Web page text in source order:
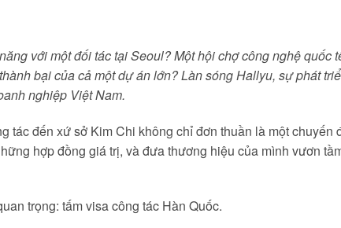
với một đối tác tại Seoul? Một hội chợ công nghệ quốc
bại của cả một dự án lớn? Làn sóng Hallyu, sự phát
nghiệp Việt Nam.
tác đến xứ sở Kim Chi không chỉ đơn thuần là một
hợp đồng giá trị, và đưa thương hiệu của mình vươn
trọng: tấm visa công tác Hàn Quốc.